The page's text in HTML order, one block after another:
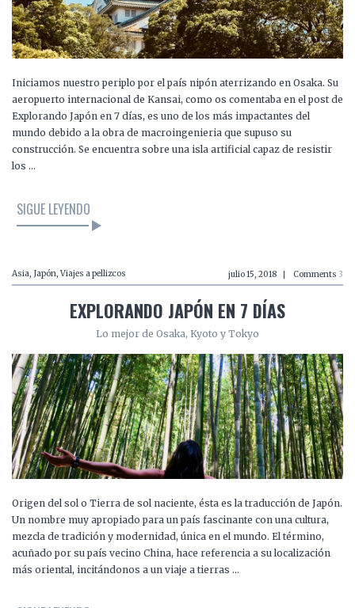
Iniciamos nuestro periplo por el país nipón aterrizando en Osaka. Su
aeropuerto internacional de Kansai, como os comentaba en el post de
Explorando Japón en 7 días, es uno de los más impactantes del
mundo debido a la obra de macroingenieria que supuso su
construcción. Se encuentra sobre una isla artificial capaz de resistir
los …
SIGUE LEYENDO
Asia, Japón, Viajes a pellizcos julio 15, 2018 Comments 3
EXPLORANDO JAPÓN EN 7 DÍAS
Lo mejor de Osaka, Kyoto y Tokyo
Origen del sol o Tierra de sol naciente, ésta es la traducción de Japón.
Un nombre muy apropiado para un país fascinante con una cultura,
mezcla de tradición y modernidad, única en el mundo. El término,
acuñado por su país vecino China, hace referencia a su localización
más oriental, incitándonos a un viaje a tierras …